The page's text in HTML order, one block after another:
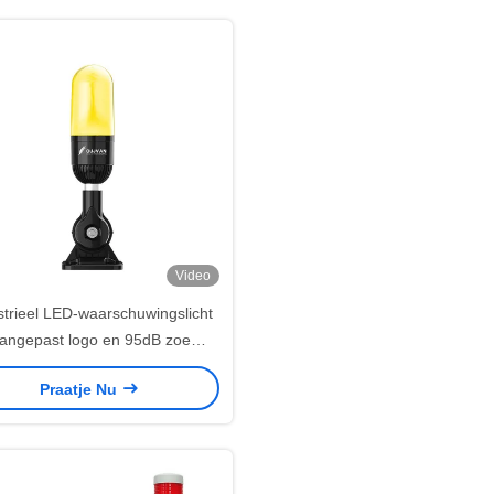
Video
LED-waarschuwingslicht
logo en 95dB zoemer
uur lange levensduur
Praatje Nu